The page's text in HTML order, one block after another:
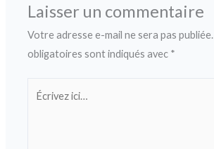
Laisser un commentaire
Votre adresse e-mail ne sera pas publiée.
obligatoires sont indiqués avec *
Écrivez